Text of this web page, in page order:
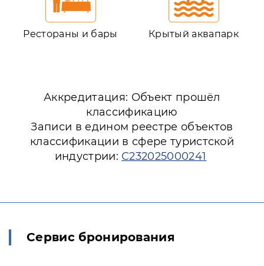
Рестораны и бары Крытый аквапарк
Аккредитация: Объект прошёл
классификацию
Записи в едином реестре объектов
классификации в сфере туристской
индустрии: С232025000241
Сервис бронирования